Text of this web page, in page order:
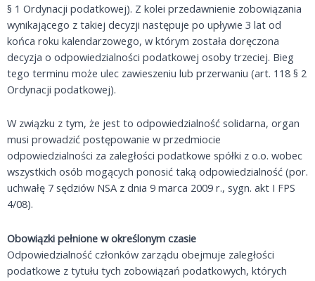
§ 1 Ordynacji podatkowej). Z kolei przedawnienie zobowiązania
wynikającego z takiej decyzji następuje po upływie 3 lat od
końca roku kalendarzowego, w którym została doręczona
decyzja o odpowiedzialności podatkowej osoby trzeciej. Bieg
tego terminu może ulec zawieszeniu lub przerwaniu (art. 118 § 2
Ordynacji podatkowej).
W związku z tym, że jest to odpowiedzialność solidarna, organ
musi prowadzić postępowanie w przedmiocie
odpowiedzialności za zaległości podatkowe spółki z o.o. wobec
wszystkich osób mogących ponosić taką odpowiedzialność (por.
uchwałę 7 sędziów NSA z dnia 9 marca 2009 r., sygn. akt I FPS
4/08).
Obowiązki pełnione w określonym czasie
Odpowiedzialność członków zarządu obejmuje zaległości
podatkowe z tytułu tych zobowiązań podatkowych, których